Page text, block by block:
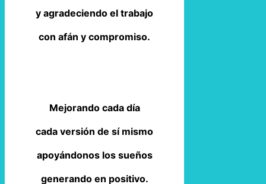
y agradeciendo el trabajo
con afán y compromiso.
Mejorando cada día
cada versión de sí mismo
apoyándonos los sueños
generando en positivo.